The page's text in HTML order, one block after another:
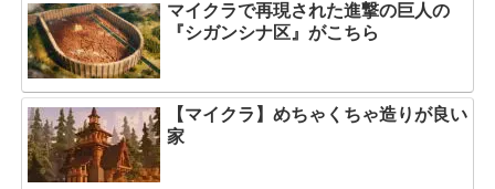
マイクラで再現された進撃の巨人の
『シガンシナ区』がこちら
【マイクラ】めちゃくちゃ造りが良い
家